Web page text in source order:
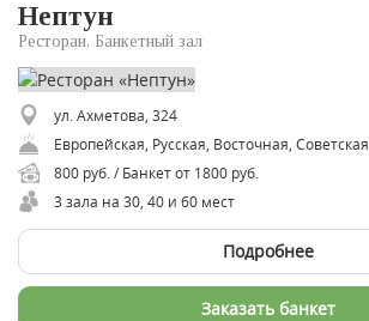
Нептун
Ресторан, Банкетный зал
ул. Ахметова, 324
Европейская, Русская, Восточная, Советская
800 руб. / Банкет от 1800 руб.
3 зала на 30, 40 и 60 мест
Подробнее
Заказать банкет